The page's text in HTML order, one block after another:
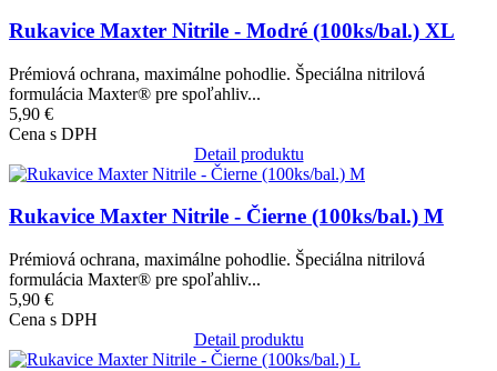
Rukavice Maxter Nitrile - Modré (100ks/bal.) XL
Prémiová ochrana, maximálne pohodlie. Špeciálna nitrilová
formulácia Maxter® pre spoľahliv...
5,90 €
Cena s DPH
Detail produktu
Obrázok
Rukavice Maxter Nitrile - Čierne (100ks/bal.) M
Prémiová ochrana, maximálne pohodlie. Špeciálna nitrilová
formulácia Maxter® pre spoľahliv...
5,90 €
Cena s DPH
Detail produktu
Obrázok